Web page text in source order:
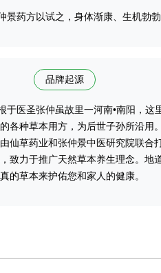
药方以试之，身体渐康、生机勃勃
品牌起源
医圣张仲虽故里一河南•南阳，这
各种草本用方，为后世子孙所沿用
仙草药业和张仲景中医研究院联合
致力于推广天然草本养生理念。地
的草本来护佑您和家人的健康。